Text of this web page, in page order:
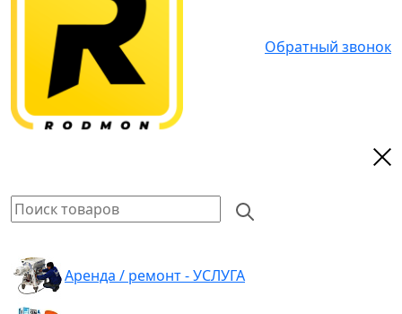
Обратный звонок
Аренда / ремонт - УСЛУГА